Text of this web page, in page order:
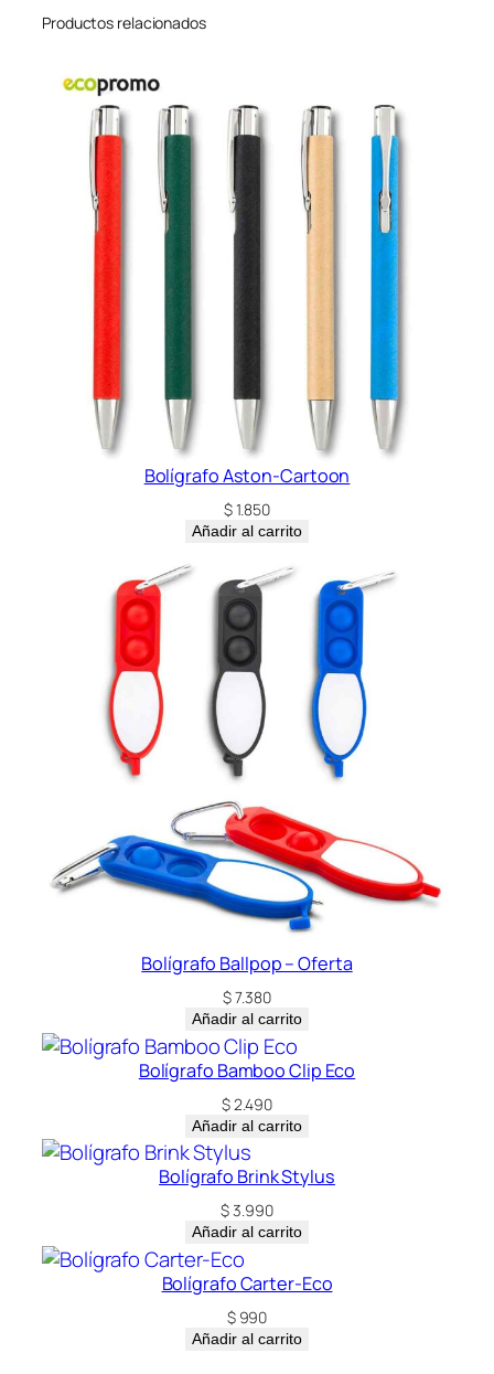
c
Productos relacionados
Bolígrafo Aston-Cartoon
$1.850
Añadir al carrito
Bolígrafo Ballpop – Oferta
$7.380
Añadir al carrito
Bolígrafo Bamboo Clip Eco
$2.490
Añadir al carrito
Bolígrafo Brink Stylus
$3.990
Añadir al carrito
Bolígrafo Carter-Eco
$990
Añadir al carrito